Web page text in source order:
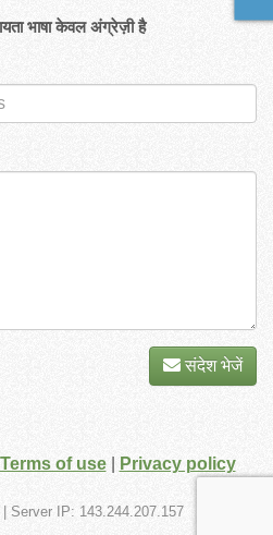
भाषा केवल अंग्रेज़ी है
संदेश भेजें
Terms of use| Privacy policy
| Server IP: 143.244.207.157